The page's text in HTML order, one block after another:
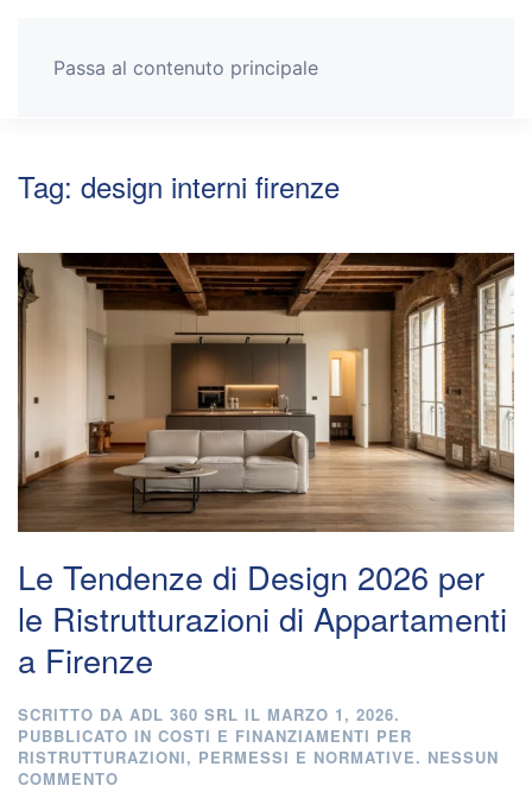
Passa al contenuto principale
Tag: design interni firenze
Le Tendenze di Design 2026 per
le Ristrutturazioni di Appartamenti
a Firenze
SCRITTO DA ADL 360 SRL IL MARZO 1, 2026.
PUBBLICATO IN COSTI E FINANZIAMENTI PER
RISTRUTTURAZIONI, PERMESSI E NORMATIVE. NESSUN
COMMENTO